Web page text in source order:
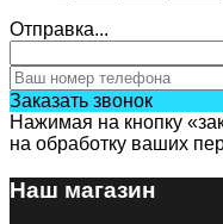
Отправка...
Заказать звонок
Нажимая на кнопку
на обработку ваших
Наш магазин